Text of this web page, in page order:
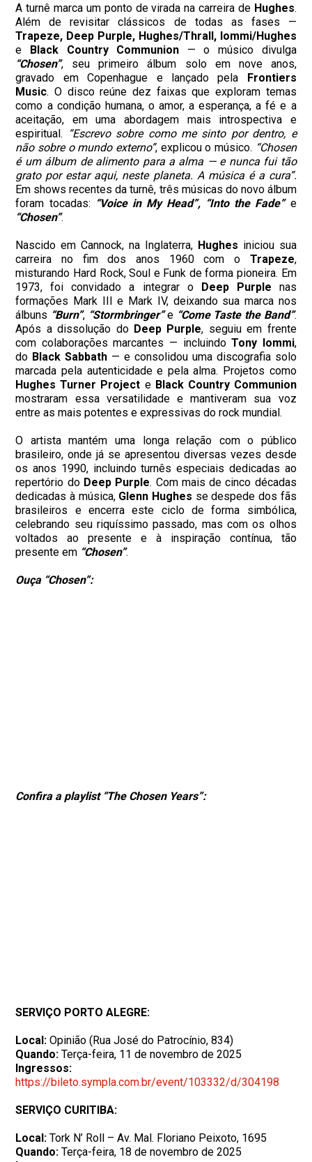
A turnê marca um ponto de virada na carreira de Hughes.
Além de revisitar clássicos de todas as fases —
Trapeze, Deep Purple, Hughes/Thrall, Iommi/Hughes
e Black Country Communion — o músico divulga
“Chosen”, seu primeiro álbum solo em nove anos,
gravado em Copenhague e lançado pela Frontiers
Music. O disco reúne dez faixas que exploram temas
como a condição humana, o amor, a esperança, a fé e a
aceitação, em uma abordagem mais introspectiva e
espiritual.
“Escrevo sobre como me sinto por dentro, e
não sobre o mundo externo”, explicou o músico. “Chosen
é um álbum de alimento para a alma — e nunca fui tão
grato por estar aqui, neste planeta. A música é a cura”.
Em shows recentes da turnê, três músicas do novo álbum
foram tocadas: “Voice in My Head”, “Into the Fade”e
“Chosen”.
Nascido em Cannock, na Inglaterra, Hughes iniciou sua
carreira no fim dos anos 1960 com o Trapeze,
misturando Hard Rock, Soul e Funk de forma pioneira. Em
1973, foi convidado a integrar o Deep Purple nas
formações Mark III e Mark IV, deixando sua marca nos
álbuns “Burn”, “Stormbringer”e “Come Taste the Band”.
Após a dissolução do Deep Purple, seguiu em frente
com colaborações marcantes — incluindoTony Iommi,
do Black Sabbath — e consolidou uma discografia solo
marcada pela autenticidade e pela alma. Projetos como
Hughes Turner Project e Black Country Communion
mostraram essa versatilidade e mantiveram sua voz
entre as mais potentes e expressivas do rock mundial.
O artista mantém uma longa relação com o público
brasileiro, onde já se apresentou diversas vezes desde
os anos 1990, incluindo turnês especiais dedicadas ao
repertório do Deep Purple. Com mais de cinco décadas
dedicadas à música, Glenn Hughes se despede dos fãs
brasileiros e encerra este ciclo de forma simbólica,
celebrando seu riquíssimo passado, mas com os olhos
voltados ao presente e à inspiração contínua, tão
presente em “Chosen”.
Ouça “Chosen”:
Confira a playlist “The Chosen Years”:
SERVIÇO PORTO ALEGRE:
Local:Opinião (Rua José do Patrocínio, 834)
Quando:Terça-feira, 11 de novembro de 2025
Ingressos:
https://bileto.sympla.com.br/event/103332/d/304198
SERVIÇO CURITIBA:
Local: Tork N’ Roll – Av. Mal. Floriano Peixoto, 1695
Quando:Terça-feira, 18 de novembro de 2025